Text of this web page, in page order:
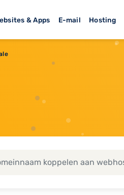
& Apps E-mail Hosting